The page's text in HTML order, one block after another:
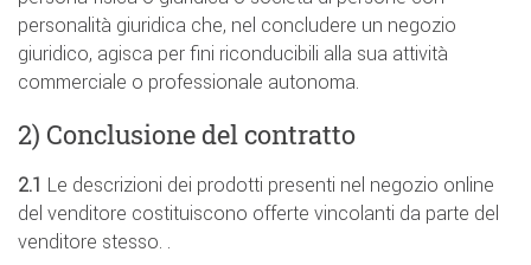
personalità giuridica che, nel concludere un negozio
giuridico, agisca per fini riconducibili alla sua attività
commerciale o professionale autonoma.
2) Conclusione del contratto
2.1 Le descrizioni dei prodotti presenti nel negozio online
del venditore costituiscono offerte vincolanti da parte del
venditore stesso. .